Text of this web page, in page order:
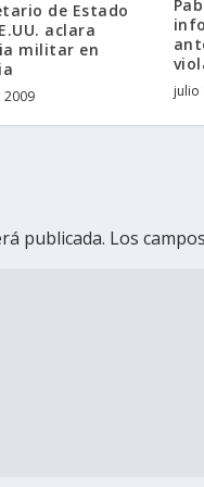
de Estado
aclara
militar en
2009 julio
publicada. Los